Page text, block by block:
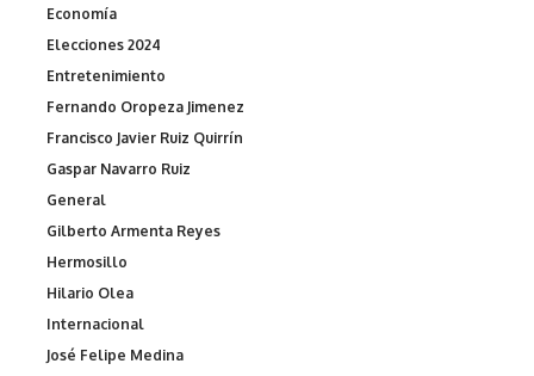
Economía
Elecciones 2024
Entretenimiento
Fernando Oropeza Jimenez
Francisco Javier Ruiz Quirrín
Gaspar Navarro Ruiz
General
Gilberto Armenta Reyes
Hermosillo
Hilario Olea
Internacional
José Felipe Medina